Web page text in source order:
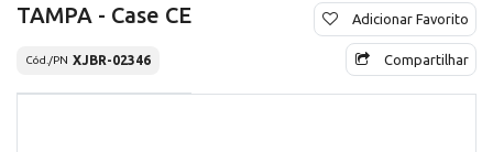
TAMPA - Case CE
Cód./PN XJBR-02346
Adicionar Favorito
Compartilhar